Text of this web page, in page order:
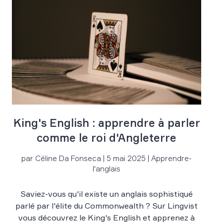
King's English : apprendre à parler
comme le roi d'Angleterre
par Céline Da Fonseca | 5 mai 2025 | Apprendre-
l'anglais
Saviez-vous qu'il existe un anglais sophistiqué
parlé par l'élite du Commonwealth ? Sur Lingvist
vous découvrez le King's English et apprenez à